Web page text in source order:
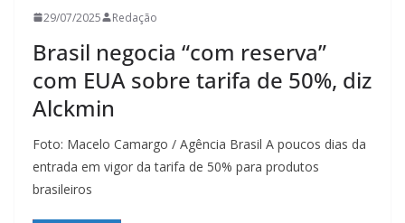
29/07/2025 Redação
Brasil negocia “com reserva”
com EUA sobre tarifa de 50%, diz
Alckmin
Foto: Macelo Camargo / Agência Brasil A poucos dias da
entrada em vigor da tarifa de 50% para produtos
brasileiros